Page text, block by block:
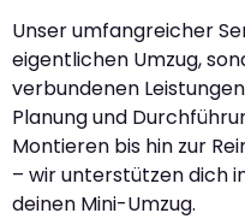
Unser umfangreicher
eigentlichen Umzug,
verbundenen
Planung und
Montieren bis hin zur
– wir unterstützen dich
deinen Mini-Umzug.